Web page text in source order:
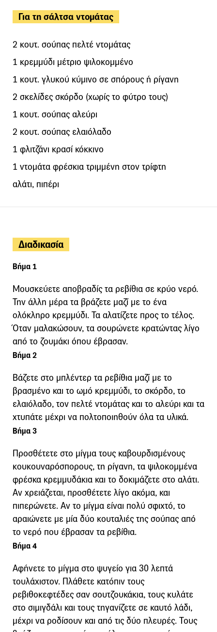
Για τη σάλτσα ντομάτας
2 κουτ. σούπας πελτέ ντομάτας
1 κρεμμύδι μέτριο ψιλοκομμένο
1 κουτ. γλυκού κύμινο σε σπόρους ή ρίγανη
2 σκελίδες σκόρδο (χωρίς το φύτρο τους)
1 κουτ. σούπας αλεύρι
2 κουτ. σούπας ελαιόλαδο
1 φλιτζάνι κρασί κόκκινο
1 ντομάτα φρέσκια τριμμένη στον τρίφτη
αλάτι, πιπέρι
Διαδικασία
Βήμα 1
Μουσκεύετε αποβραδίς τα ρεβίθια σε κρύο νερό.
Την άλλη μέρα τα βράζετε μαζί με το ένα
ολόκληρο κρεμμύδι. Τα αλατίζετε προς το τέλος.
Όταν μαλακώσουν, τα σουρώνετε κρατώντας λίγο
από το ζουμάκι όπου έβρασαν.
Βήμα 2
Βάζετε στο μπλέντερ τα ρεβίθια μαζί με το
βρασμένο και το ωμό κρεμμύδι, το σκόρδο, το
ελαιόλαδο, τον πελτέ ντομάτας και το αλεύρι και τα
χτυπάτε μέχρι να πολτοποιηθούν όλα τα υλικά.
Βήμα 3
Προσθέτετε στο μίγμα τους καβουρδισμένους
κουκουναρόσπορους, τη ρίγανη, τα ψιλοκομμένα
φρέσκα κρεμμυδάκια και το δοκιμάζετε στο αλάτι.
Αν χρειάζεται, προσθέτετε λίγο ακόμα, και
πιπερώνετε. Αν το μίγμα είναι πολύ σφιχτό, το
αραιώνετε με μία δύο κουταλιές της σούπας από
το νερό που έβρασαν τα ρεβίθια.
Βήμα 4
Αφήνετε το μίγμα στο ψυγείο για 30 λεπτά
τουλάχιστον. Πλάθετε κατόπιν τους
ρεβιθοκεφτέδες σαν σουτζουκάκια, τους κυλάτε
στο σιμιγδάλι και τους τηγανίζετε σε καυτό λάδι,
μέχρι να ροδίσουν και από τις δύο πλευρές. Τους